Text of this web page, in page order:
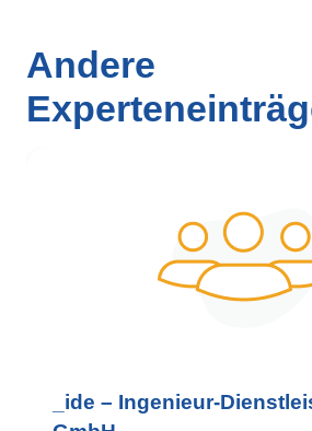
Andere
_ide – Ingenieur-